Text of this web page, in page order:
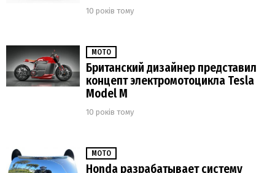
10 років тому
МОТО
Британский дизайнер представил
концепт электромотоцикла Tesla
Model M
10 років тому
МОТО
Honda разрабатывает систему